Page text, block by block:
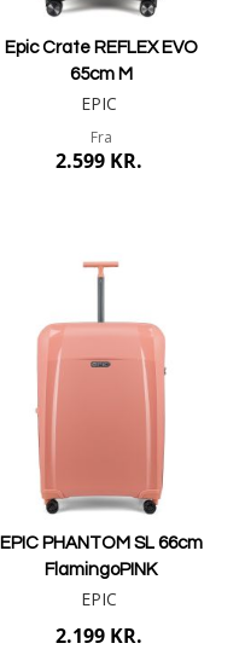
Epic Crate REFLEX EVO
65cm M
EPIC
Fra
2.599 KR.
EPIC PHANTOM SL 66cm
FlamingoPINK
EPIC
2.199 KR.